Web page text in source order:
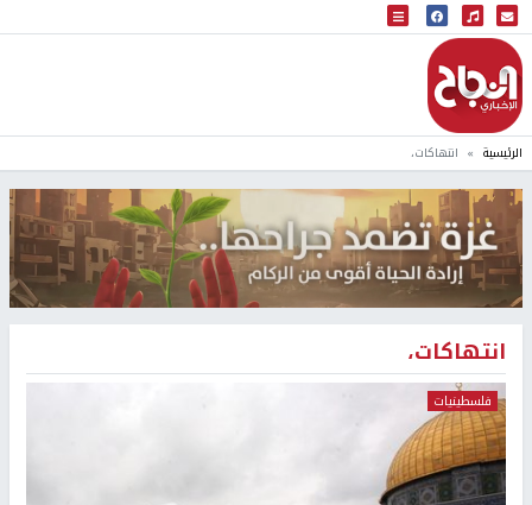
البث المباشر
إذاعة النجاح
الرئيسية انتهاكات،
انتهاكات،
فلسطينيات